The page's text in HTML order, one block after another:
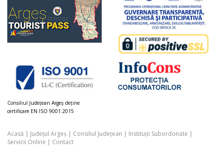
Consiliul Judeţean Argeș deţine
certificare EN ISO 9001:2015
Acasă | Județul Argeș | Consiliul Județean | Instituții Subordonate |
Servicii Online | Contact